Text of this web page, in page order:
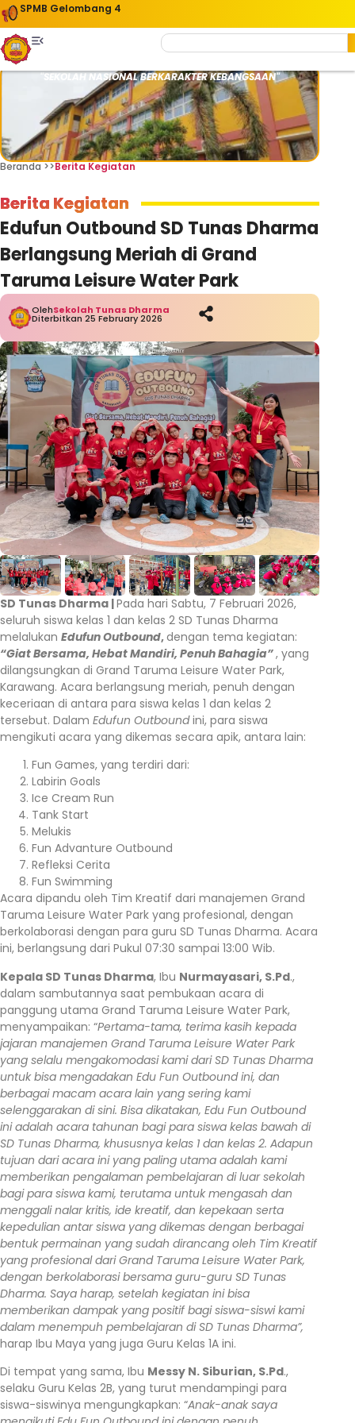
SPMB Gelombang 4
"SEKOLAH NASIONAL BERKARAKTER KEBANGSAAN"
Beranda >>Berita Kegiatan
Berita Kegiatan
Edufun Outbound SD Tunas Dharma
Berlangsung Meriah di Grand
Taruma Leisure Water Park
OlehSekolah Tunas Dharma
Diterbitkan 25 February 2026
SD Tunas Dharma |Pada hari Sabtu, 7 Februari 2026,
seluruh siswa kelas 1 dan kelas 2 SD Tunas Dharma
melalukan Edufun Outbound,dengan tema kegiatan:
“Giat Bersama, Hebat Mandiri, Penuh Bahagia”, yang
dilangsungkan di Grand Taruma Leisure Water Park,
Karawang. Acara berlangsung meriah, penuh dengan
keceriaan di antara para siswa kelas 1 dan kelas 2
tersebut. Dalam Edufun Outboundini, para siswa
mengikuti acara yang dikemas secara apik, antara lain:
Fun Games, yang terdiri dari:
Labirin Goals
Ice Cream Run
Tank Start
Melukis
Fun Advanture Outbound
Refleksi Cerita
Fun Swimming
Acara dipandu oleh Tim Kreatif dari manajemen Grand
Taruma Leisure Water Park yang profesional, dengan
berkolaborasi dengan para guru SD Tunas Dharma. Acara
ini, berlangsung dari Pukul 07:30 sampai 13:00 Wib.
Kepala SD Tunas Dharma, Ibu Nurmayasari, S.Pd.,
dalam sambutannya saat pembukaan acara di
panggung utama Grand Taruma Leisure Water Park,
menyampaikan: “Pertama-tama, terima kasih kepada
jajaran manajemen Grand Taruma Leisure Water Park
yang selalu mengakomodasi kami dari SD Tunas Dharma
untuk bisa mengadakan Edu Fun Outbound ini, dan
berbagai macam acara lain yang sering kami
selenggarakan di sini. Bisa dikatakan, Edu Fun Outbound
ini adalah acara tahunan bagi para siswa kelas bawah di
SD Tunas Dharma, khususnya kelas 1 dan kelas 2. Adapun
tujuan dari acara ini yang paling utama adalah kami
memberikan pengalaman pembelajaran di luar sekolah
bagi para siswa kami, terutama untuk mengasah dan
menggali nalar kritis, ide kreatif, dan kepekaan serta
kepedulian antar siswa yang dikemas dengan berbagai
bentuk permainan yang sudah dirancang oleh Tim Kreatif
yang profesional dari Grand Taruma Leisure Water Park,
dengan berkolaborasi bersama guru-guru SD Tunas
Dharma. Saya harap, setelah kegiatan ini bisa
memberikan dampak yang positif bagi siswa-siswi kami
dalam menempuh pembelajaran di SD Tunas Dharma”,
harap Ibu Maya yang juga Guru Kelas 1A ini.
Di tempat yang sama, Ibu Messy N. Siburian, S.Pd.,
selaku Guru Kelas 2B, yang turut mendampingi para
siswa-siswinya mengungkapkan: “Anak-anak saya